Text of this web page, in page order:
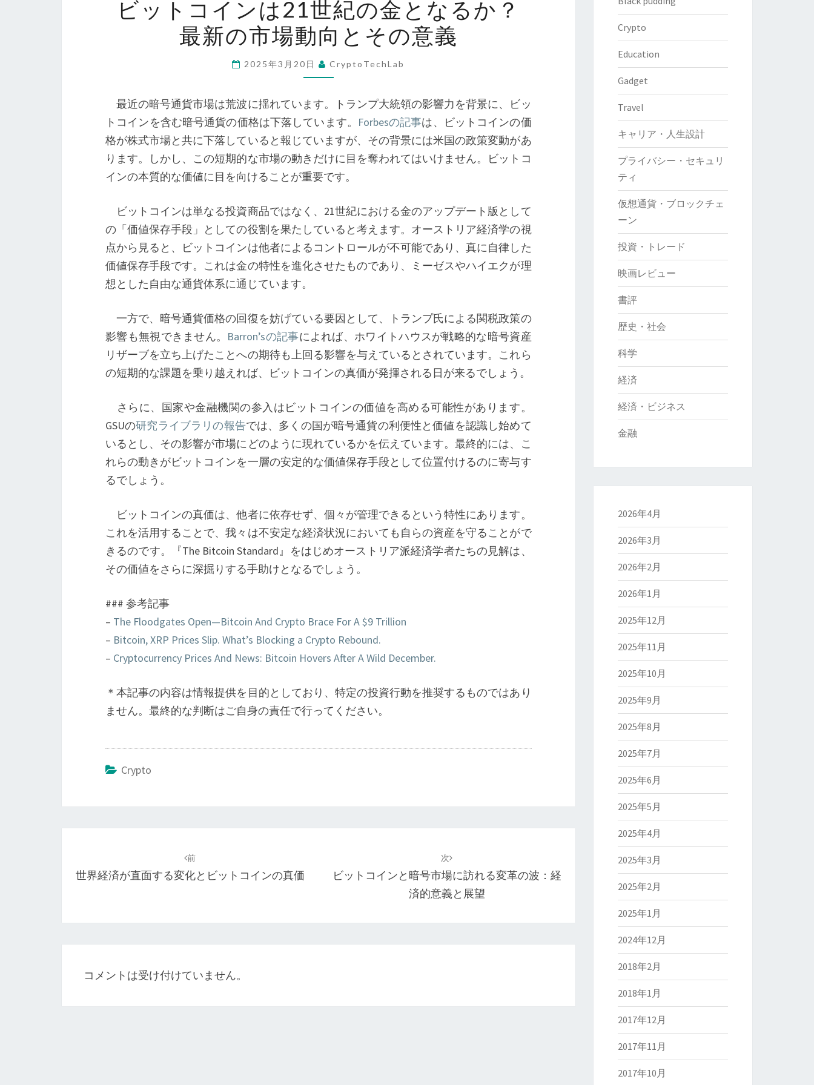
ッ
ト
コ
イ
は
21
世
紀
の
と
な
る
か？
の
市
場
動
と
そ
の
意
ビットコインは21世紀の金となるか？
最新の市場動向とその意義
2025年3月20日 CryptoTechLab
最近の暗号通貨市場は荒波に揺れています。トランプ大統領の影響力を背景に、ビッ
トコインを含む暗号通貨の価格は下落しています。 Forbesの記事は、ビットコインの価
格が株式市場と共に下落していると報じていますが、その背景には米国の政策変動があ
ります。しかし、この短期的な市場の動きだけに目を奪われてはいけません。ビットコ
インの本質的な価値に目を向けることが重要です。
ビットコインは単なる投資商品ではなく、21世紀における金のアップデート版として
の「価値保存手段」としての役割を果たしていると考えます。オーストリア経済学の視
点から見ると、ビットコインは他者によるコントロールが不可能であり、真に自律した
価値保存手段です。これは金の特性を進化させたものであり、ミーゼスやハイエクが理
想とした自由な通貨体系に通じています。
一方で、暗号通貨価格の回復を妨げている要因として、トランプ氏による関税政策の
影響も無視できません。 Barron’sの記事によれば、ホワイトハウスが戦略的な暗号資産
リザーブを立ち上げたことへの期待も上回る影響を与えているとされています。これら
の短期的な課題を乗り越えれば、ビットコインの真価が発揮される日が来るでしょう。
さらに、国家や金融機関の参入はビットコインの価値を高める可能性があります。
GSUの研究ライブラリの報告では、多くの国が暗号通貨の利便性と価値を認識し始めて
いるとし、その影響が市場にどのように現れているかを伝えています。最終的には、こ
れらの動きがビットコインを一層の安定的な価値保存手段として位置付けるのに寄与す
るでしょう。
ビットコインの真価は、他者に依存せず、個々が管理できるという特性にあります。
これを活用することで、我々は不安定な経済状況においても自らの資産を守ることがで
きるのです。『The Bitcoin Standard』をはじめオーストリア派経済学者たちの見解は、
その価値をさらに深掘りする手助けとなるでしょう。
### 参考記事
– The Floodgates Open—Bitcoin And Crypto Brace For A $9 Trillion
– Bitcoin, XRP Prices Slip. What’s Blocking a Crypto Rebound.
– Cryptocurrency Prices And News: Bitcoin Hovers After A Wild December.
＊本記事の内容は情報提供を目的としており、特定の投資行動を推奨するものではあり
ません。最終的な判断はご自身の責任で行ってください。
Crypto
ナ
ゲ
ー
ン
前
世界経済が直面する変化とビットコインの真価
次
ビットコインと暗号市場に訪れる変革の波：経
済的意義と展望
コメントは受け付けていません。
Crypto
Education
Gadget
Travel
キャリア・人生設計
プライバシー・セキュリ
ティ
仮想通貨・ブロックチェ
ーン
投資・トレード
映画レビュー
書評
歴史・社会
科学
経済
経済・ビジネス
金融
2026年4月
2026年3月
2026年2月
2026年1月
2025年12月
2025年11月
2025年10月
2025年9月
2025年8月
2025年7月
2025年6月
2025年5月
2025年4月
2025年3月
2025年2月
2025年1月
2024年12月
2018年2月
2018年1月
2017年12月
2017年11月
2017年10月